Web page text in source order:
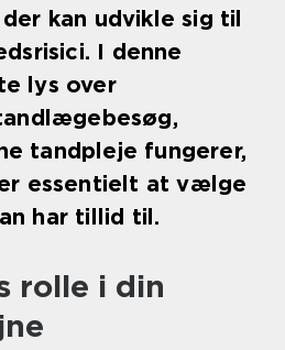
kan udvikle sig til
I denne
lys over
tandpleje fungerer,
essentielt at vælge
har tillid til.
rolle i din